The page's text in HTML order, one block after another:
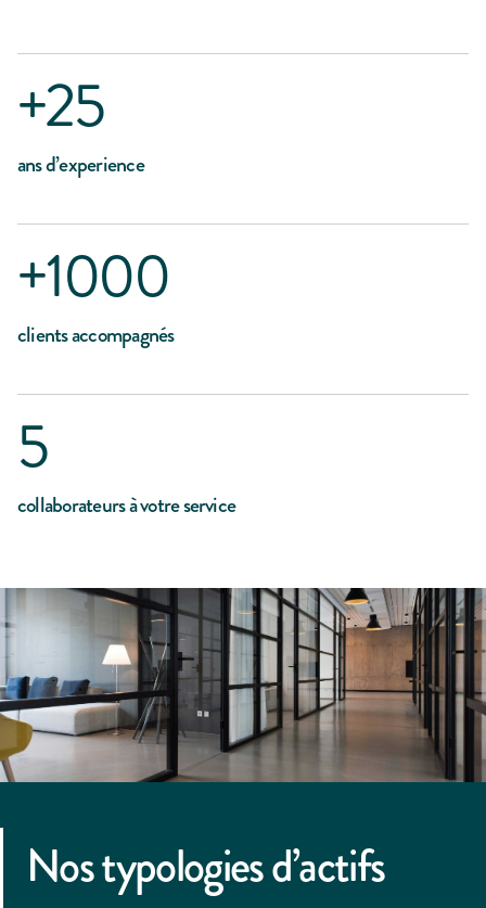
+25
ans d’experience
+1000
clients accompagnés
5
collaborateurs à votre service
Nos typologies d’actifs